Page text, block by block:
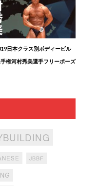
日本クラス別ボディービル
権河村秀美選手フリーポーズ
JBBF